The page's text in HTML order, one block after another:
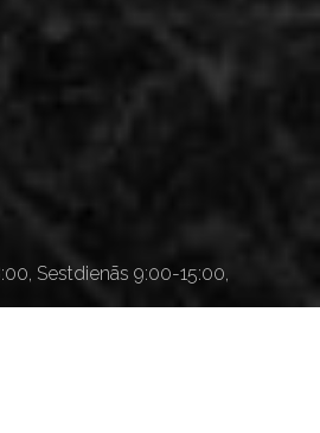
Sestdienās 9:00-15:00,